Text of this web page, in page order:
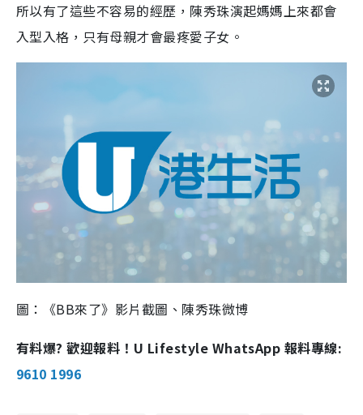
所以有了這些不容易的經歷，陳秀珠演起媽媽上來都會
入型入格，只有母親才會最疼愛子女。
圖：《BB來了》影片截圖、陳秀珠微博
有料爆? 歡迎報料！U Lifestyle WhatsApp 報料專線:
9610 1996